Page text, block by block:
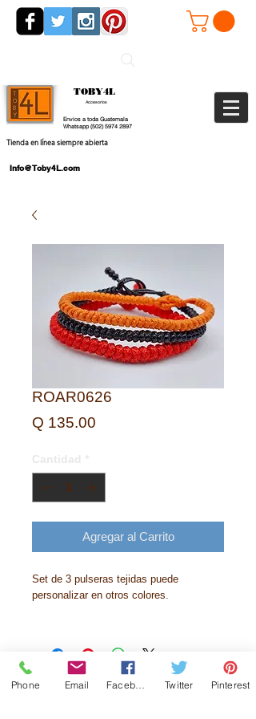
Envios a toda Guatemala
Whatsapp(502) 5974 2897
TOBY4L
Accesorios
Tienda en línea siempre abierta
Info@Toby4L.com
ROAR0626
Q 135.00
Agregar al Carrito
Set de 3 pulseras tejidas puede
personalizar en otros colores.
Historia
Phone Email Twitter Pinterest